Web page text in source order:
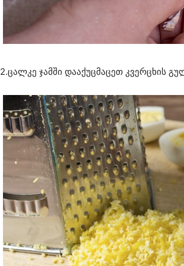
2.ცალკე ჯამში დააქუცმაცეთ კვერცხის